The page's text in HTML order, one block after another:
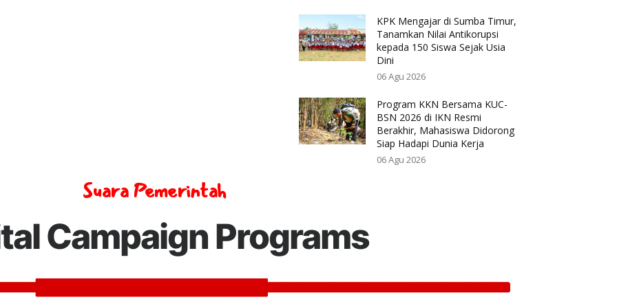
KPK Mengajar di Sumba Timur,
Tanamkan Nilai Antikorupsi
kepada 150 Siswa Sejak Usia
Dini
06 Agu 2026
Program KKN Bersama KUC-
BSN 2026 di IKN Resmi
Berakhir, Mahasiswa Didorong
Siap Hadapi Dunia Kerja
06 Agu 2026
Suara Pemerintah
Campaign Programs